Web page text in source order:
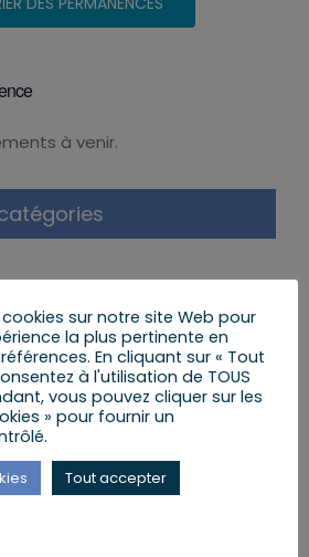
à venir.
publications
interdits aux moins de 15 ans
sur notre site Web pour
la plus pertinente en
En cliquant sur « Tout
à l'utilisation de TOUS
vous pouvez cliquer sur les
» pour fournir un
Tout accepter